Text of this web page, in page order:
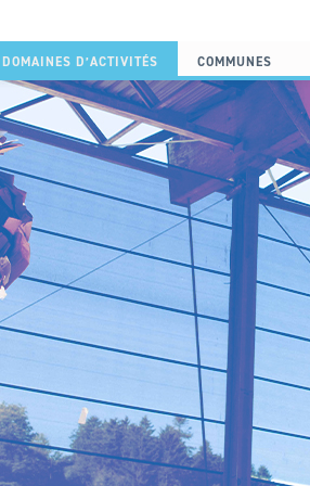
DOMAINES D’ACTIVITÉS COMMUNES